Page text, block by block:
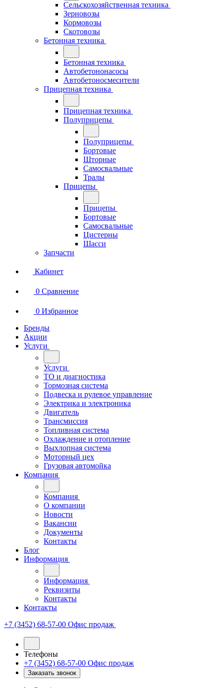
Сельскохозяйственная техника
Зерновозы
Кормовозы
Скотовозы
Бетонная техника
Бетонная техника
Автобетононасосы
Автобетоносмесители
Прицепная техника
Прицепная техника
Полуприцепы
Полуприцепы
Бортовые
Шторные
Самосвальные
Тралы
Прицепы
Прицепы
Бортовые
Самосвальные
Цистерны
Шасси
Запчасти
Кабинет
0 Сравнение
0 Избранное
Бренды
Акции
Услуги
Услуги
ТО и диагностика
Тормозная система
Подвеска и рулевое управление
Электрика и электроника
Двигатель
Трансмиссия
Топливная система
Охлаждение и отопление
Выхлопная система
Моторный цех
Грузовая автомойка
Компания
Компания
О компании
Новости
Вакансии
Документы
Контакты
Блог
Информация
Информация
Реквизиты
Контакты
Контакты
+7 (3452) 68-57-00 Офис продаж
Телефоны
+7 (3452) 68-57-00 Офис продаж
Заказать звонок